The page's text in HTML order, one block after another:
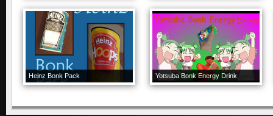
Heinz Bonk Pack Yotsuba Bonk Energy Drink